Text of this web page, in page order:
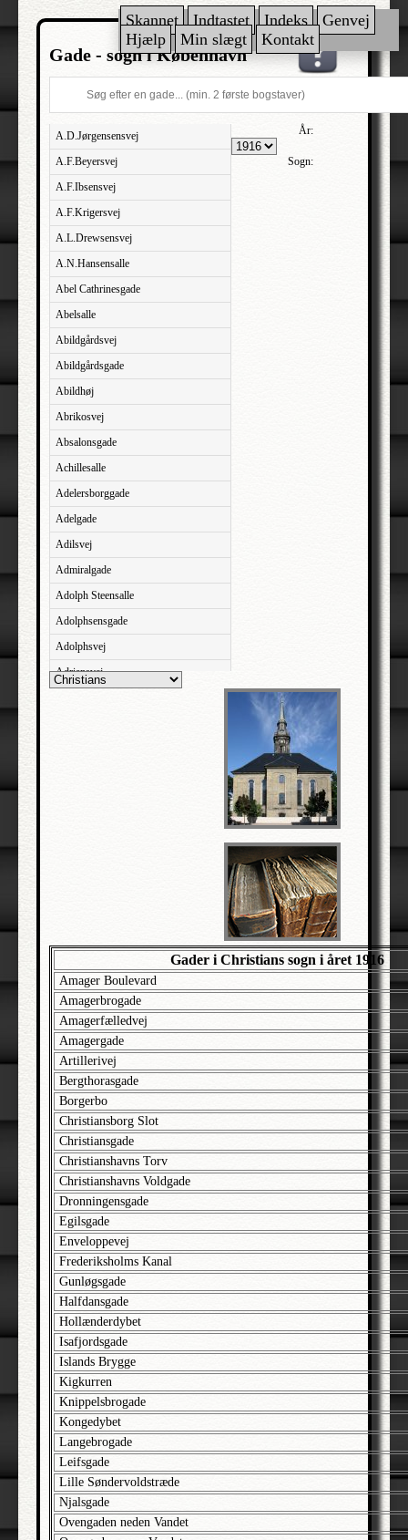
Skannet Indtastet Indeks
Genvej
Hjælp
Min slægt Kontakt
Gade - sogn i København
A.D.Jørgensensvej
A.F.Beyersvej
A.F.Ibsensvej
A.F.Krigersvej
A.L.Drewsensvej
A.N.Hansensalle
Abel Cathrinesgade
Abelsalle
Abildgårdsvej
Abildgårdsgade
Abildhøj
Abrikosvej
Absalonsgade
Achillesalle
Adelersborggade
Adelgade
Adilsvej
Admiralgade
Adolph Steensalle
Adolphsensgade
Adolphsvej
Adriansvej
Agnetevej
Ahlefeldtsgade
Ahlmannsalle
Ahlmannsgade
Ahornsgade
Ahrenkildesalle
Ahrensbergsgade
Ajasalle
Akacievej
Aktæonsalle
Albaniensgade
Alderdomsalle
Alderdomsvej
Aldersrogade
Alderstrøst Passage
Alexandervej
Alexandravej
Alfred Sørensensalle
Alhambravej
Alleen
Allegade
Allersgade
Allingevej
År:
Sogn:
Gader i Christians sogn i året 1916
Amager Boulevard
Amagerbrogade
Amagerfælledvej
Amagergade
Artillerivej
Bergthorasgade
Borgerbo
Christiansborg Slot
Christiansgade
Christianshavns Torv
Christianshavns Voldgade
Dronningensgade
Egilsgade
Enveloppevej
Frederiksholms Kanal
Gunløgsgade
Halfdansgade
Hollænderdybet
Isafjordsgade
Islands Brygge
Kigkurren
Knippelsbrogade
Kongedybet
Langebrogade
Leifsgade
Lille Søndervoldstræde
Njalsgade
Ovengaden neden Vandet